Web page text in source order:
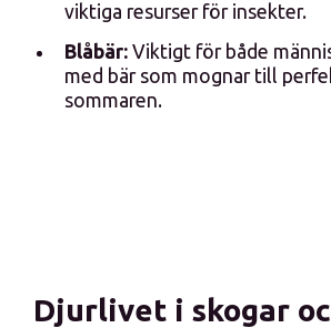
viktiga resurser för insekter.
Blåbär: Viktigt för både
med bär som mognar till
sommaren.
Djurlivet i skogar